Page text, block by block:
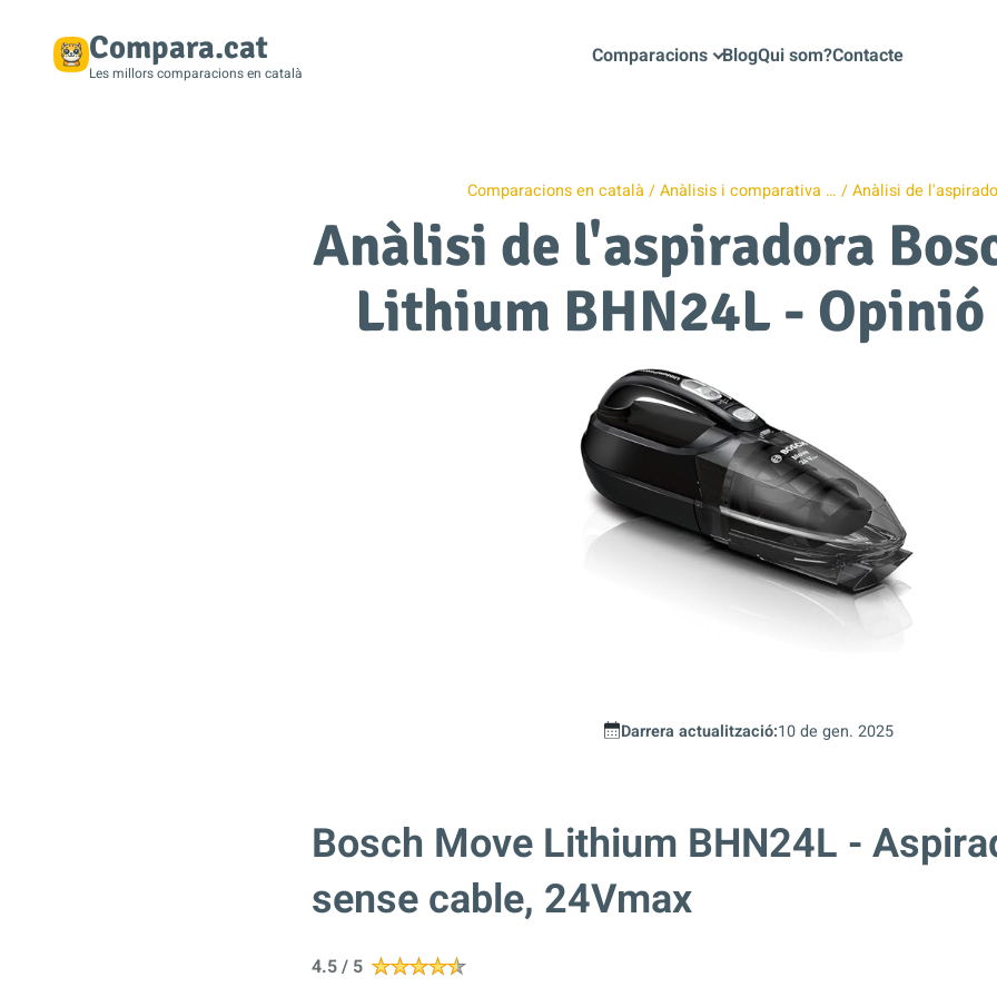
Compara.cat
Les millors comparacions en català
Comparacions BlogQui som?Contacte
Comparacions en català Anàlisis i comparativa … Anàlisi de
Anàlisi de l'aspiradora
Lithium BHN24L -
Darrera actualització:10 de gen. 2025
Bosch Move Lithium BHN24L -
sense cable, 24Vmax
4.5 / 5